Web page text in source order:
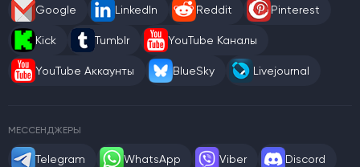
Google LinkedIn Reddit Pinterest
Kick Tumblr YouTube Каналы
YouTube Аккаунты BlueSky Livejournal
МЕССЕНДЖЕРЫ
Telegram WhatsApp Viber Discord